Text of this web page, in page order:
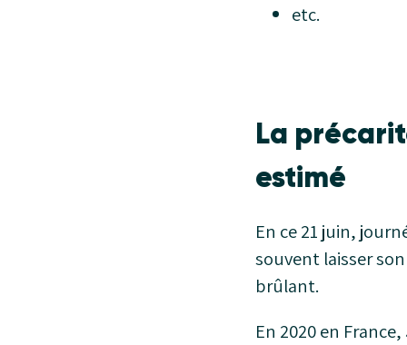
etc.
La
estimé
En ce 21 juin,
souvent laisser
brûlant.
En 2020 en France,